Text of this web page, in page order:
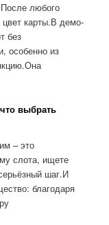
любого
карты.В демо-
без
особенно из
выбрать
– это
слота, ищете
шаг.И
благодаря